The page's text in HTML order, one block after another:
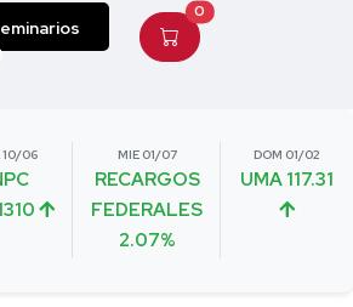
0
10/06 MIE 01/07
RECARGOS
FEDERALES
2.07%
DOM 01/02
UMA 117.31